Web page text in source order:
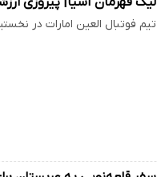
تیم فوتبال العین امارات در